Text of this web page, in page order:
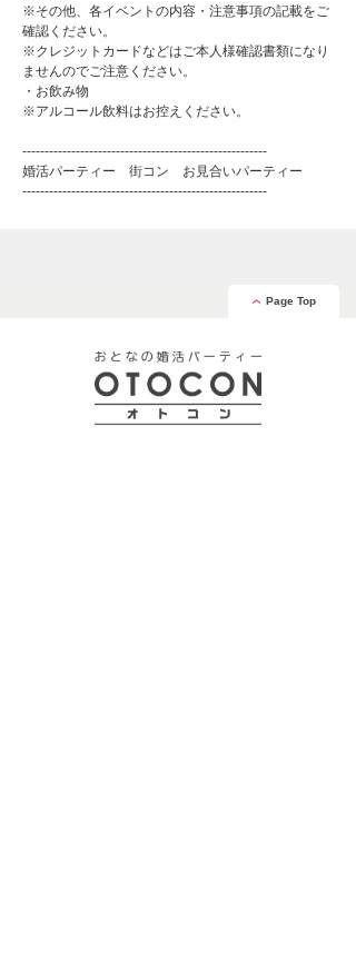
※その他、各イベントの内容・注意事項の記載をご
確認ください。
※クレジットカードなどはご本人様確認書類になり
ませんのでご注意ください。
・お飲み物
※アルコール飲料はお控えください。
-------------------------------------------------------
婚活パーティー 街コン お見合いパーティー
-------------------------------------------------------
Page Top